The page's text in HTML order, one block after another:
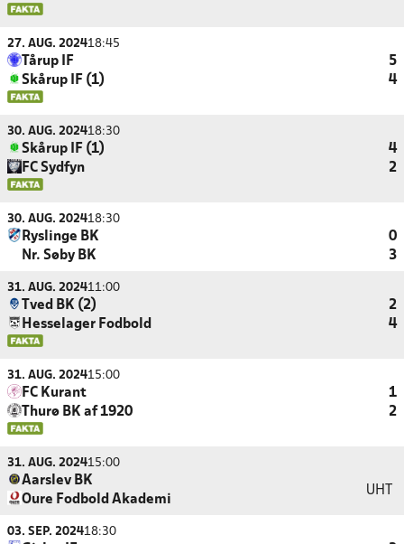
27. AUG. 202418:45
Tårup IF
5
Skårup IF (1)
4
30. AUG. 202418:30
Skårup IF (1)
4
FC Sydfyn
2
30. AUG. 202418:30
Ryslinge BK
0
Nr. Søby BK
3
31. AUG. 202411:00
Tved BK (2)
2
Hesselager Fodbold
4
31. AUG. 202415:00
FC Kurant
1
Thurø BK af 1920
2
31. AUG. 202415:00
Aarslev BK
Oure Fodbold Akademi
UHT
03. SEP. 202418:30